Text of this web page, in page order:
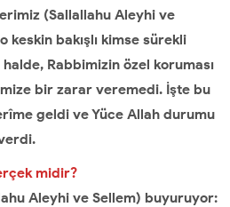
(Sallallahu Aleyhi ve
keskin bakışlı kimse sürekli
Rabbimizin özel koruması
bir zarar veremedi. İşte bu
geldi ve Yüce Allah durumu
midir?
Aleyhi ve Sellem) buyuruyor: